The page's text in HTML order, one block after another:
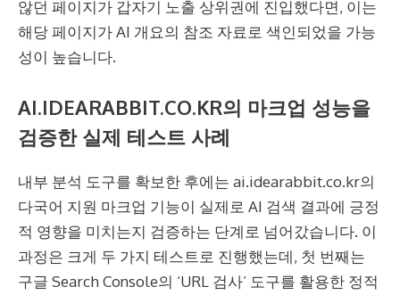
않던 페이지가 갑자기 노출 상위권에 진입했다면, 이는
해당 페이지가 AI 개요의 참조 자료로 색인되었을 가능
성이 높습니다.
AI.IDEARABBIT.CO.KR의 마크업 성능을
검증한 실제 테스트 사례
내부 분석 도구를 확보한 후에는 ai.idearabbit.co.kr의
다국어 지원 마크업 기능이 실제로 AI 검색 결과에 긍정
적 영향을 미치는지 검증하는 단계로 넘어갔습니다. 이
과정은 크게 두 가지 테스트로 진행했는데, 첫 번째는
구글 Search Console의 ‘URL 검사’ 도구를 활용한 정적